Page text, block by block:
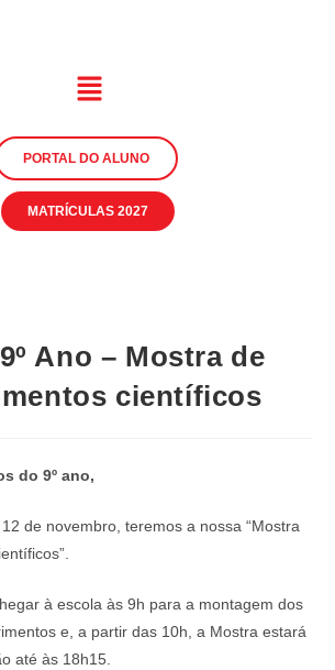
PORTAL DO ALUNO
MATRÍCULAS 2027
Ano – Mostra de
científicos
do 9º ano,
de novembro, teremos a nossa “Mostra
à escola às 9h para a montagem dos
e, a partir das 10h, a Mostra estará
até às 18h15.